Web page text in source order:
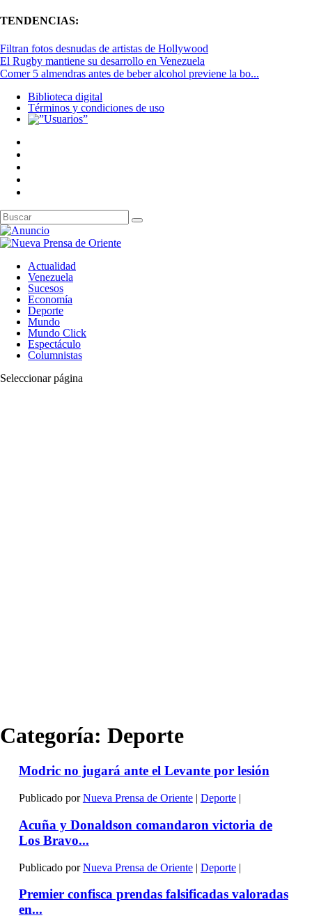
TENDENCIAS:
Filtran fotos desnudas de artistas de Hollywood
El Rugby mantiene su desarrollo en Venezuela
Comer 5 almendras antes de beber alcohol previene la bo...
Biblioteca digital
Términos y condiciones de uso
Actualidad
Venezuela
Sucesos
Economía
Deporte
Mundo
Mundo Click
Espectáculo
Columnistas
Seleccionar página
Categoría: Deporte
Modric no jugará ante el Levante por lesión
Publicado porNueva Prensa de Oriente| Deporte|
Acuña y Donaldson comandaron victoria de
Los Bravo...
Publicado porNueva Prensa de Oriente| Deporte|
Premier confisca prendas falsificadas valoradas
en...